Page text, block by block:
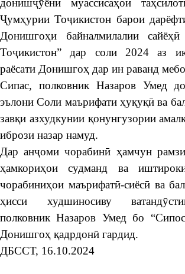
Ҷумҳурии Тоҷикистон барои
Донишгоҳи байналмилалии
Тоҷикистон” дар соли 2024 аз
раёсати Донишгоҳ дар ин раванд
Сипас, полковник Назаров Умед
эълони Соли маърифати ҳуқуқӣ ва
завқи азхудкунии қонунгузории
ибрози назар намуд.
Дар анҷоми чорабинӣ ҳамчун
ҳамкориҳои судманд ва
чорабиниҳои маърифатӣ-сиёсӣ ва
ҳисси худшиносиву
полковник Назаров Умед бо
Донишгоҳ қадрдонӣ гардид.
ДБССТ, 16.10.2024